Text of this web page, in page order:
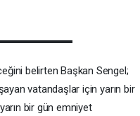
belirten Başkan Sengel;
vatandaşlar için yarın bir
bir gün emniyet